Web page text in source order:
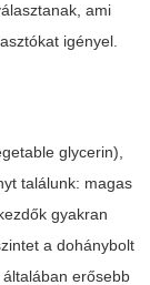
ami
igényel.
glycerin),
találunk: magas
gyakran
a dohánybolt
erősebb